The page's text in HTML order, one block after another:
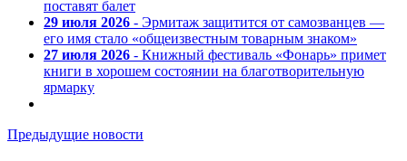
поставят балет
29 июля 2026 - Эрмитаж защитится от самозванцев —
его имя стало «общеизвестным товарным знаком»
27 июля 2026 - Книжный фестиваль «Фонарь» примет
книги в хорошем состоянии на благотворительную
ярмарку
Предыдущие новости